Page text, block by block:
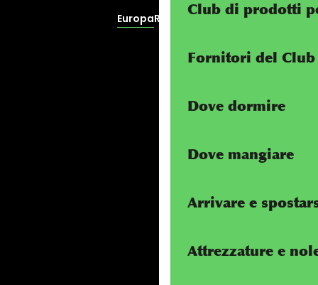
Club di prodotti
Fornitori del
Dove dormire
Dove mangiare
Arrivare e
Attrezzature e
EuropaRivierALP